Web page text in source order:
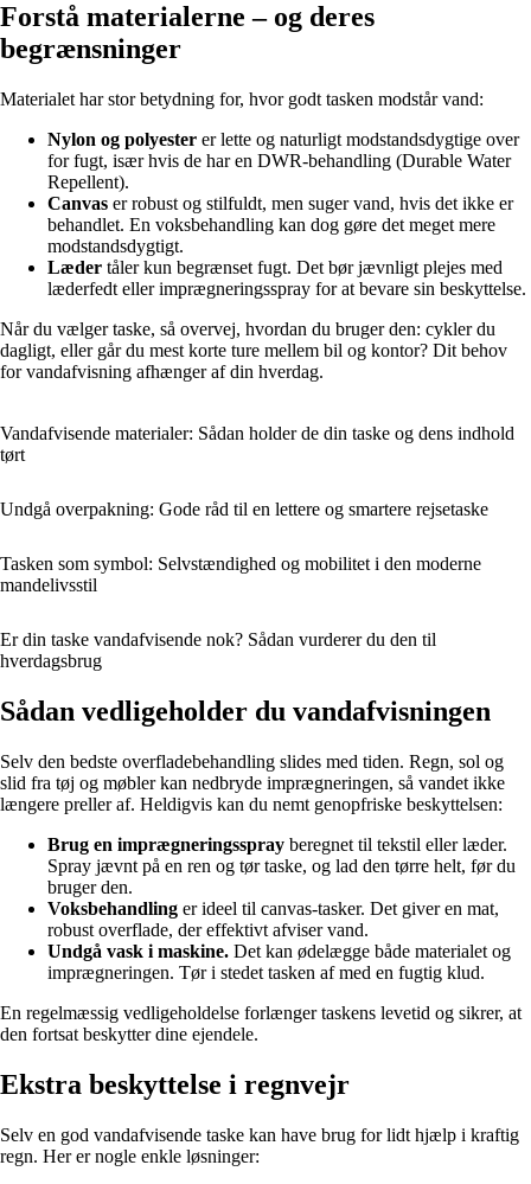
Forstå materialerne – og deres
begrænsninger
Materialet har stor betydning for, hvor godt tasken modstår vand:
Nylon og polyester er lette og naturligt modstandsdygtige over
for fugt, især hvis de har en DWR-behandling (Durable Water
Repellent).
Canvas er robust og stilfuldt, men suger vand, hvis det ikke er
behandlet. En voksbehandling kan dog gøre det meget mere
modstandsdygtigt.
Læder tåler kun begrænset fugt. Det bør jævnligt plejes med
læderfedt eller imprægneringsspray for at bevare sin beskyttelse.
Når du vælger taske, så overvej, hvordan du bruger den: cykler du
dagligt, eller går du mest korte ture mellem bil og kontor? Dit behov
for vandafvisning afhænger af din hverdag.
Vandafvisende materialer: Sådan holder de din taske og dens indhold
tørt
Undgå overpakning: Gode råd til en lettere og smartere rejsetaske
Tasken som symbol: Selvstændighed og mobilitet i den moderne
mandelivsstil
Er din taske vandafvisende nok? Sådan vurderer du den til
hverdagsbrug
Sådan vedligeholder du vandafvisningen
Selv den bedste overfladebehandling slides med tiden. Regn, sol og
slid fra tøj og møbler kan nedbryde imprægneringen, så vandet ikke
længere preller af. Heldigvis kan du nemt genopfriske beskyttelsen:
Brug en imprægneringsspray beregnet til tekstil eller læder.
Spray jævnt på en ren og tør taske, og lad den tørre helt, før du
bruger den.
Voksbehandling er ideel til canvas-tasker. Det giver en mat,
robust overflade, der effektivt afviser vand.
Undgå vask i maskine. Det kan ødelægge både materialet og
imprægneringen. Tør i stedet tasken af med en fugtig klud.
En regelmæssig vedligeholdelse forlænger taskens levetid og sikrer, at
den fortsat beskytter dine ejendele.
Ekstra beskyttelse i regnvejr
Selv en god vandafvisende taske kan have brug for lidt hjælp i kraftig
regn. Her er nogle enkle løsninger: